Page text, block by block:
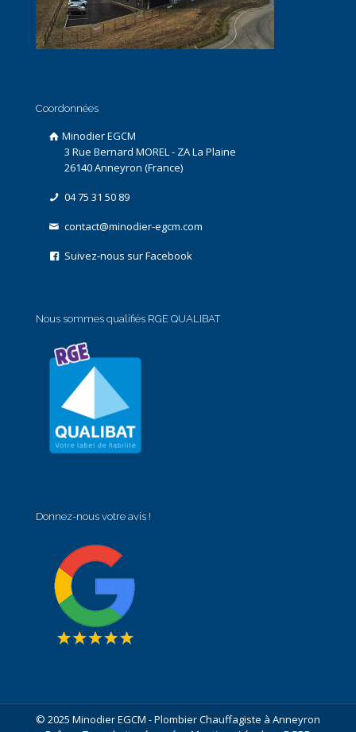
Coordonnées
Minodier EGCM
3 Rue Bernard MOREL - ZA La Plaine
26140 Anneyron (France)
04 75 31 50 89
contact@minodier-egcm.com
Suivez-nous sur Facebook
Nous sommes qualifiés RGE QUALIBAT
Donnez-nous votre avis !
© 2025 Minodier EGCM - Plombier Chauffagiste à Anneyron